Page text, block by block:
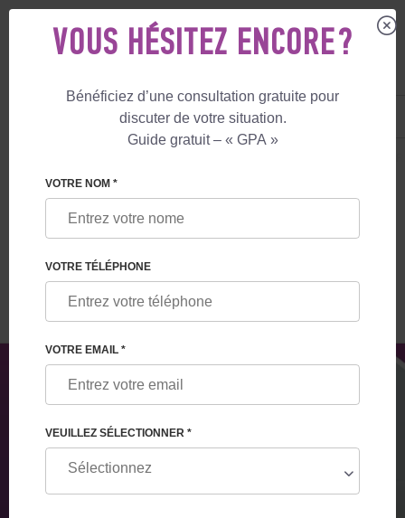
+33 805 081 801
ALCOOL ET FERTILITÉ : BOIRE EN
ESSAYANT DE CONCEVOIR
VOUS HÉSITEZ ENCORE ?
Bénéficiez d’une consultation gratuite pour
discuter de votre situation.
Guide gratuit – « GPA »
VOTRE NOM *
VOTRE TÉLÉPHONE
VOTRE EMAIL *
VEUILLEZ SÉLECTIONNER *